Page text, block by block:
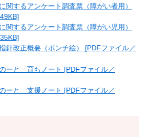
するアンケート調査票（障がい者用）
するアンケート調査票（障がい児用）
針改正概要（ポンチ絵） [PDFファイル／
ーと 育ちノート [PDFファイル／
ーと 支援ノート [PDFファイル／